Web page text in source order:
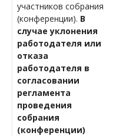
участников собрания
(конференции). В
случае уклонения
работодателя или
отказа
работодателя в
согласовании
регламента
проведения
собрания
(конференции)